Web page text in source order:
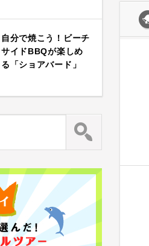
FOOD
自分で焼こう！ビーチ
サイドBBQが楽しめ
る「ショアバード」